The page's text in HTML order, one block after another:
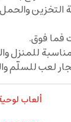
التخزين
للمنزل
لعب للسلّم
ألعاب